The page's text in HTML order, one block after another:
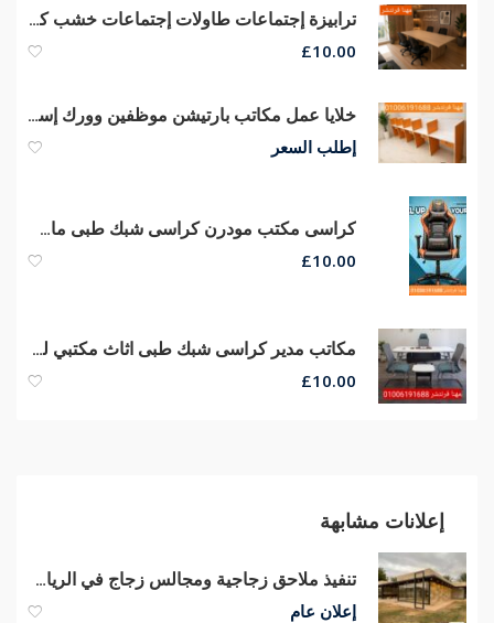
ترابيزة إجتماعات طاولات إجتماعات خشب كونتر قشرة طبيعى جودة عالية
£10.00
خلايا عمل مكاتب بارتيشن موظفين وورك إستيشن مكاتب مودرن أثاث شركات
إطلب السعر
كراسى مكتب مودرن كراسى شبك طبى ماش هيدروليكي من مصانع مهنا
£10.00
مكاتب مدير كراسى شبك طبى اثاث مكتبي للبيع مكاتب مودرن كراسى مكتب
£10.00
إعلانات مشابهة
تنفيذ ملاحق زجاجية ومجالس زجاج في الرياض | تصميم مودرن
إعلان عام